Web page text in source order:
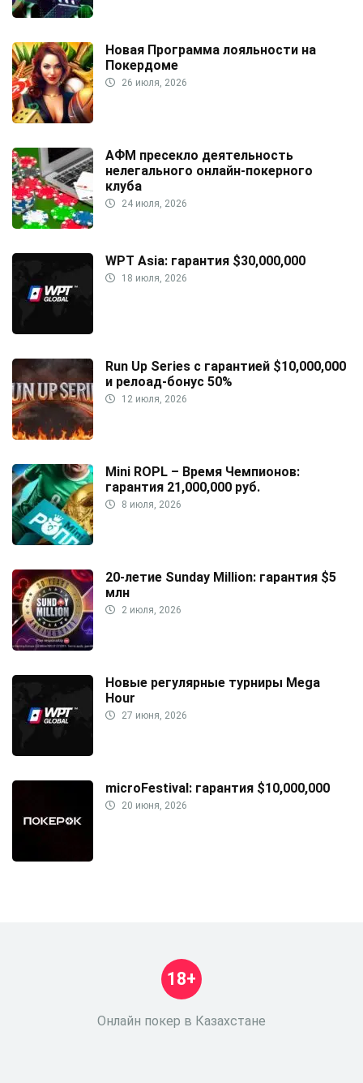
Новая Программа лояльности на
Покердоме
26 июля, 2026
АФМ пресекло деятельность
нелегального онлайн-покерного
клуба
24 июля, 2026
WPT Asia: гарантия $30,000,000
18 июля, 2026
Run Up Series с гарантией $10,000,000
и релоад-бонус 50%
12 июля, 2026
Mini ROPL – Время Чемпионов:
гарантия 21,000,000 руб.
8 июля, 2026
20-летие Sunday Million: гарантия $5
млн
2 июля, 2026
Новые регулярные турниры Mega
Hour
27 июня, 2026
microFestival: гарантия $10,000,000
20 июня, 2026
Онлайн покер в Казахстане
18+